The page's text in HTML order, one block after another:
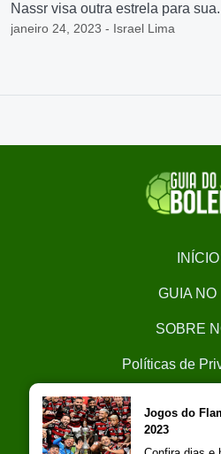
Nassr visa outra estrela para
janeiro 24, 2023 - Israel Lima
INÍCIO
GUIA NO
SOBRE
Políticas de
Trabalhe
Jogos do
2023